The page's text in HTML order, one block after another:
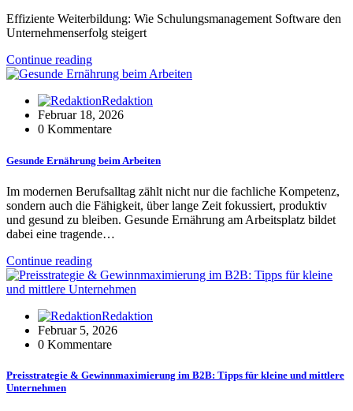
Effiziente Weiterbildung: Wie Schulungsmanagement Software den
Unternehmenserfolg steigert
Continue reading
Redaktion
Februar 18, 2026
0 Kommentare
Gesunde Ernährung beim Arbeiten
Im modernen Berufsalltag zählt nicht nur die fachliche Kompetenz,
sondern auch die Fähigkeit, über lange Zeit fokussiert, produktiv
und gesund zu bleiben. Gesunde Ernährung am Arbeitsplatz bildet
dabei eine tragende…
Continue reading
Redaktion
Februar 5, 2026
0 Kommentare
Preisstrategie & Gewinnmaximierung im B2B: Tipps für kleine und mittlere
Unternehmen